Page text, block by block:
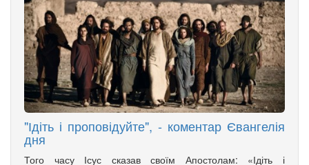
"Ідіть і проповідуйте", - коментар Євангелія
дня
Того часу Ісус сказав своїм Апостолам: «Ідіть і